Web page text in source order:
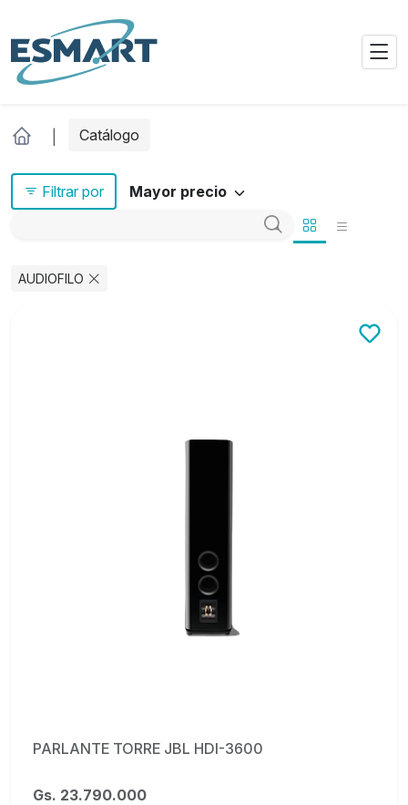
Catálogo
Filtrar por Mayor precio
AUDIOFILO
PARLANTE TORRE JBL HDI-3600
Gs. 23.790.000